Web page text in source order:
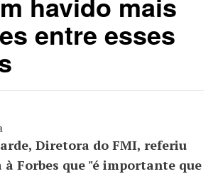
entre esses
Diretora do FMI, referiu
Forbes que "é importante que